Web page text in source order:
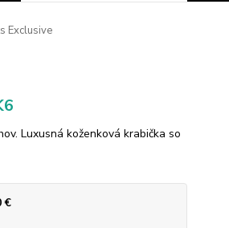
Exclusive
Luxusná koženková krabička so
€